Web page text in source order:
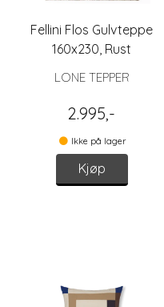
Fellini Flos Gulvteppe
160x230, Rust
LONE TEPPER
2.995,-
Ikke på lager
Kjøp